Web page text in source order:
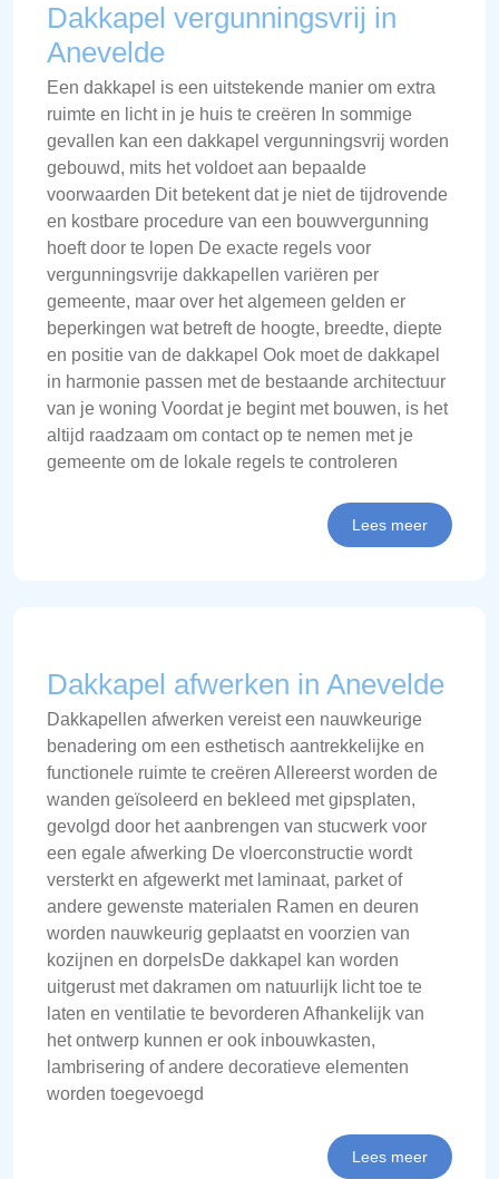
Dakkapel vergunningsvrij in
Anevelde
Een dakkapel is een uitstekende manier om extra
ruimte en licht in je huis te creëren In sommige
gevallen kan een dakkapel vergunningsvrij worden
gebouwd, mits het voldoet aan bepaalde
voorwaarden Dit betekent dat je niet de tijdrovende
en kostbare procedure van een bouwvergunning
hoeft door te lopen De exacte regels voor
vergunningsvrije dakkapellen variëren per
gemeente, maar over het algemeen gelden er
beperkingen wat betreft de hoogte, breedte, diepte
en positie van de dakkapel Ook moet de dakkapel
in harmonie passen met de bestaande architectuur
van je woning Voordat je begint met bouwen, is het
altijd raadzaam om contact op te nemen met je
gemeente om de lokale regels te controleren
Lees meer
Dakkapel afwerken in Anevelde
Dakkapellen afwerken vereist een nauwkeurige
benadering om een esthetisch aantrekkelijke en
functionele ruimte te creëren Allereerst worden de
wanden geïsoleerd en bekleed met gipsplaten,
gevolgd door het aanbrengen van stucwerk voor
een egale afwerking De vloerconstructie wordt
versterkt en afgewerkt met laminaat, parket of
andere gewenste materialen Ramen en deuren
worden nauwkeurig geplaatst en voorzien van
kozijnen en dorpelsDe dakkapel kan worden
uitgerust met dakramen om natuurlijk licht toe te
laten en ventilatie te bevorderen Afhankelijk van
het ontwerp kunnen er ook inbouwkasten,
lambrisering of andere decoratieve elementen
worden toegevoegd
Lees meer